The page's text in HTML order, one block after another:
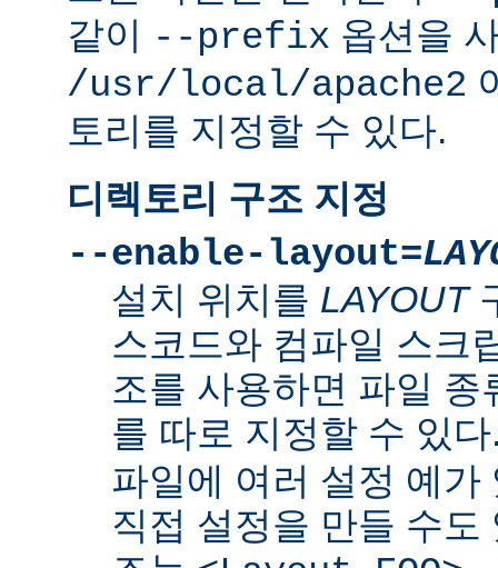
같이
--prefix 옵션을
/usr/local/apache2
토리를 지정할 수 있다.
디렉토리 구조 지정
--enable-layout=
설치 위치를 LAYOUT
스코드와 컴파일 스크
조를 사용하면 파일
를 따로 지정할 수 있
파일에 여러 설정 예가
직접 설정을 만들 수도